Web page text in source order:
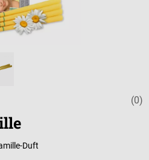
(0)
Duft